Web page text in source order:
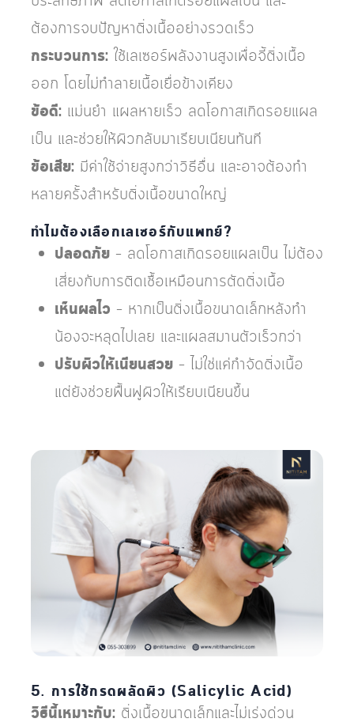
ต้องการจบปัญหาติ่งเนื้ออย่างรวดเร็ว
กระบวนการ: ใช้เลเซอร์พลังงานสูงเพื่อจี้ติ่งเนื้อ
ออก โดยไม่ทำลายเนื้อเยื่อข้างเคียง
ข้อดี: แม่นยำ แผลหายเร็ว ลดโอกาสเกิดรอยแผล
เป็น และช่วยให้ผิวกลับมาเรียบเนียนทันที
ข้อเสีย: มีค่าใช้จ่ายสูงกว่าวิธีอื่น และอาจต้องทำ
หลายครั้งสำหรับติ่งเนื้อขนาดใหญ่
ทำไมต้องเลือกเลเซอร์กับแพทย์?
ปลอดภัย – ลดโอกาสเกิดรอยแผลเป็น ไม่ต้อง
เสี่ยงกับการติดเชื้อเหมือนการตัดติ่งเนื้อ
เห็นผลไว – หากเป็นติ่งเนื้อขนาดเล็กหลังทำ
น้องจะหลุดไปเลย และแผลสมานตัวเร็วกว่า
ปรับผิวให้เนียนสวย – ไม่ใช่แค่กำจัดติ่งเนื้อ
แต่ยังช่วยฟื้นฟูผิวให้เรียบเนียนขึ้น
5. การใช้กรดผลัดผิว (Salicylic Acid)
วิธีนี้เหมาะกับ: ติ่งเนื้อขนาดเล็กและไม่เร่งด่วน